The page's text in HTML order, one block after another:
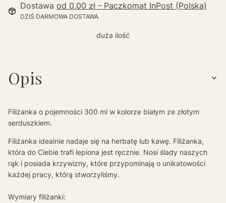
Dostawa od 0,00 zł - Paczkomat InPost (Polska)
DZIŚ DARMOWA DOSTAWA
duża ilość
Opis
Filiżanka o pojemności 300 ml w kolorze białym ze złotym
serduszkiem.
Filiżanka idealnie nadaje się na herbatę lub kawę. Filiżanka,
która do Ciebie trafi lepiona jest ręcznie. Nosi ślady naszych
rąk i posiada krzywizny, które przypominają o unikatowości
każdej pracy, którą stworzyliśmy.
Wymiary filiżanki: